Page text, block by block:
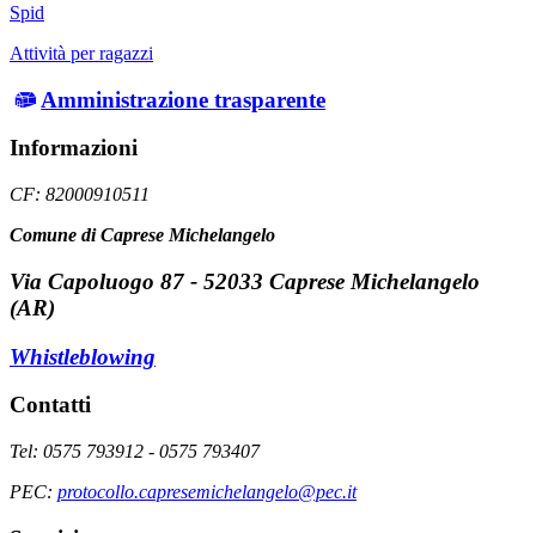
Spid
Attività per ragazzi
Amministrazione trasparente
Informazioni
CF: 82000910511
Comune di Caprese Michelangelo
Via Capoluogo 87 - 52033 Caprese Michelangelo
(AR)
Whistleblowing
Contatti
Tel: 0575 793912 - 0575 793407
PEC: protocollo.capresemichelangelo@pec.it